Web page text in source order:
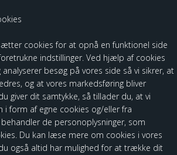
cookies for at opnå en funktionel side
indstillinger. Ved hjælp af cookies
besøg på vores side så vi sikrer, at
og at vores markedsføring bliver
giver dit samtykke, så tillader du, at vi
form af egne cookies og/eller fra
de personoplysninger, som
Du kan læse mere om cookies i vores
også altid har mulighed for at trække dit
skal vi være registreret
Du kan finde vores kontrolrapporter ved at